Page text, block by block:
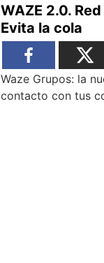
WAZE 2.0.
Evita la cola
Waze Grupos: la
contacto con tus